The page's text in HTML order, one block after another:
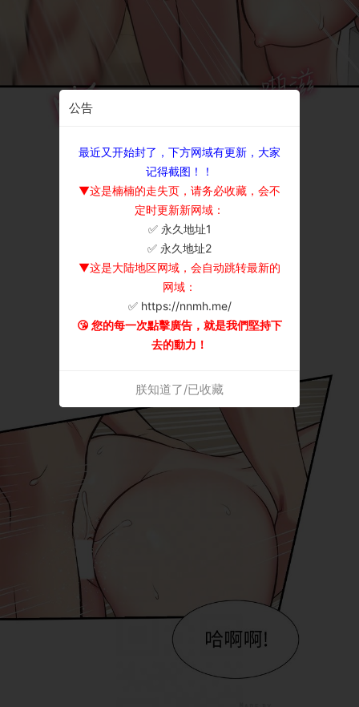
公告
最近又开始封了，下方网域有更新，大家
记得截图！！
▼这是楠楠的走失页，请务必收藏，会不
定时更新新网域：
✅ 永久地址1
✅ 永久地址2
▼这是大陆地区网域，会自动跳转最新的
网域：
✅ https://nnmh.me/
😘 您的每一次點擊廣告，就是我們堅持下
去的動力！
朕知道了/已收藏